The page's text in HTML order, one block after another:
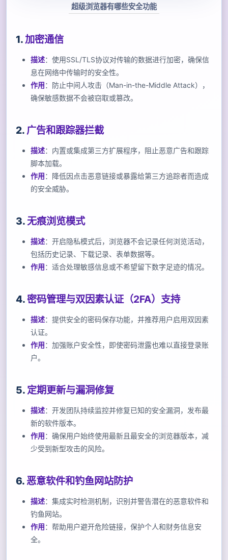
超级浏览器有哪些安全功能
1.加密通信
描述：使用SSL/TLS协议对传输的数据进行加密，确保信
息在网络中传输时的安全性。
作用：防止中间人攻击（Man-in-the-Middle Attack），
确保敏感数据不会被窃取或篡改。
2. 广告和跟踪器拦截
描述：内置或集成第三方扩展程序，阻止恶意广告和跟踪
脚本加载。
作用：降低因点击恶意链接或暴露给第三方追踪者而造成
的安全威胁。
3.无痕浏览模式
描述：开启隐私模式后，浏览器不会记录任何浏览活动，
包括历史记录、下载记录、表单数据等。
作用：适合处理敏感信息或不希望留下数字足迹的情况。
4.密码管理与双因素认证（2FA）支持
描述：提供安全的密码保存功能，并推荐用户启用双因素
认证。
作用：加强账户安全性，即使密码泄露也难以直接登录账
户。
5. 定期更新与漏洞修复
描述：开发团队持续监控并修复已知的安全漏洞，发布最
新的软件版本。
作用：确保用户始终使用最新且最安全的浏览器版本，减
少受到新型攻击的风险。
6. 恶意软件和钓鱼网站防护
描述：集成实时检测机制，识别并警告潜在的恶意软件和
钓鱼网站。
作用：帮助用户避开危险链接，保护个人和财务信息安
全。